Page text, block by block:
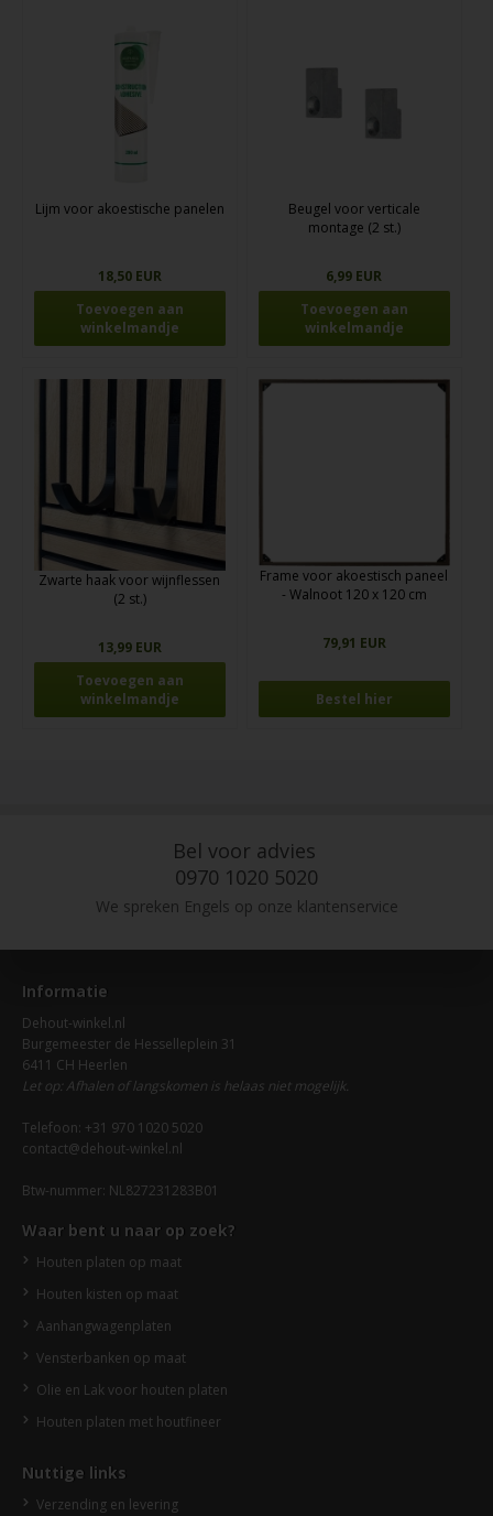
Lijm voor akoestische panelen
18,50 EUR
Beugel voor verticale
montage (2 st.)
6,99 EUR
Zwarte haak voor wijnflessen
(2 st.)
13,99 EUR
Frame voor akoestisch paneel
- Walnoot 120 x 120 cm
79,91 EUR
Bestel hier
Bel voor advies
0970 1020 5020
We spreken Engels op onze klantenservice
Informatie
Dehout-winkel.nl
Burgemeester de Hesselleplein 31
6411 CH Heerlen
Let op: Afhalen of langskomen is helaas niet mogelijk.
Telefoon: +31 970 1020 5020
contact@dehout-winkel.nl
Btw-nummer: NL827231283B01
Waar bent u naar op zoek?
Houten platen op maat
Houten kisten op maat
Aanhangwagenplaten
Vensterbanken op maat
Olie en Lak voor houten platen
Houten platen met houtfineer
Nuttige links
Verzending en levering